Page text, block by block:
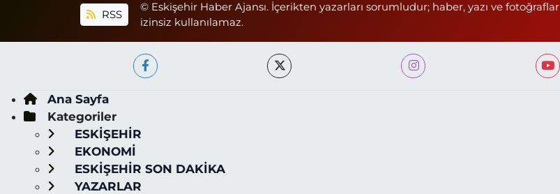
RSS
© Eskişehir Haber Ajansı. İçerikten yazarları sorumludur; haber, yazı ve fotoğraflar
izinsiz kullanılamaz.
Ana Sayfa
Kategoriler
ESKİŞEHİR
EKONOMİ
ESKİŞEHİR SON DAKİKA
YAZARLAR